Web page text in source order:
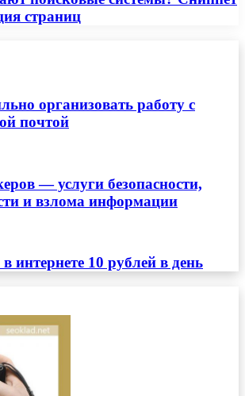
страниц
организовать работу с
почтой
— услуги безопасности,
и взлома информации
интернете 10 рублей в день